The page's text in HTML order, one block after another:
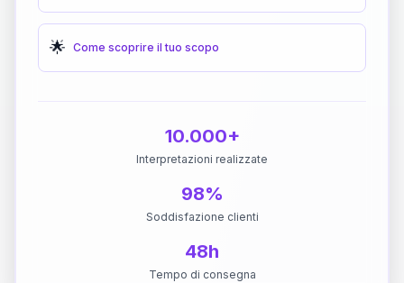
🌟 Come scoprire il tuo scopo
10.000+
Interpretazioni realizzate
98%
Soddisfazione clienti
48h
Tempo di consegna